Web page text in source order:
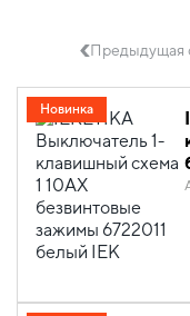
Предыдущая
Новинка